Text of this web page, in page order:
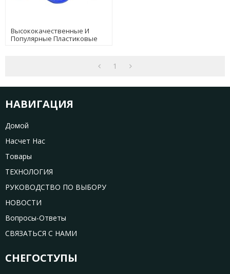
Высококачественные И
Популярные Пластиковые
1
НАВИГАЦИЯ
Домой
Насчет Нас
Товары
ТЕХНОЛОГИЯ
РУКОВОДСТВО ПО ВЫБОРУ
НОВОСТИ
Вопросы-Ответы
СВЯЗАТЬСЯ С НАМИ
СНЕГОСТУПЫ